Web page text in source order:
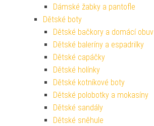
Dámské žabky a pantofle
Dětské boty
Dětské bačkory a domácí obuv
Dětské baleríny a espadrilky
Dětské capáčky
Dětské holínky
Dětské kotníkové boty
Dětské polobotky a mokasíny
Dětské sandály
Dětské sněhule